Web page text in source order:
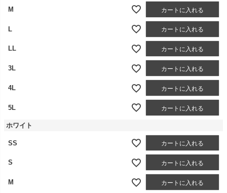
M カートに入れる
L カートに入れる
LL カートに入れる
3L カートに入れる
4L カートに入れる
5L カートに入れる
ホワイト
SS カートに入れる
S カートに入れる
M カートに入れる